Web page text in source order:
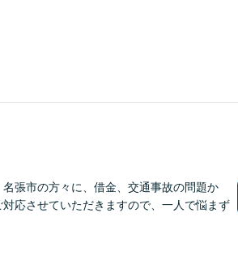
張市の方々に、借金、交通事故の問題か
応させていただきますので、一人で悩まず